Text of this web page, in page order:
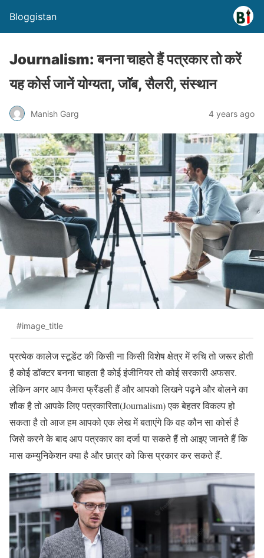
Bloggistan
Journalism: बनना चाहते हैं पत्रकार तो करें
यह कोर्स जानें योग्यता, जाॅॅब, सैलरी, संस्थान
Manish Garg 4 years ago
#image_title
प्रत्येक कालेज स्टूडेंट की किसी ना किसी विशेष क्षेत्र में रुचि तो जरूर होती
है कोई डॉक्टर बनना चाहता है कोई इंजीनियर तो कोई सरकारी अफसर.
लेकिन अगर आप कैमरा फ्रैंडली हैं और आपको लिखने पढ़ने और बोलने का
शौक है तो आपके लिए पत्रकारिता(Journalism) एक बेहतर विकल्प हो
सकता है तो आज हम आपको एक लेख में बताएंगे कि वह कौन सा कोर्स है
जिसे करने के बाद आप पत्रकार का दर्जा पा सकते हैं तो आइए जानते हैं कि
मास कम्युनिकेशन क्या है और छात्र को किस प्रकार कर सकते हैं.